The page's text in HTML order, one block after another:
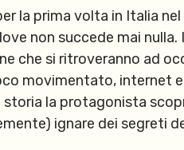
la prima volta in Italia
non succede mai nulla.
che si ritroveranno ad
movimentato, internet
la protagonista
ignare dei segreti